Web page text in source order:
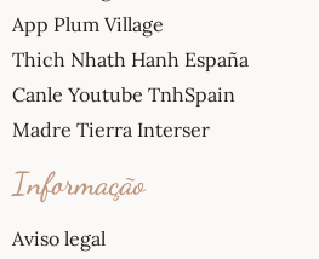
App Plum Village
Thich Nhath Hanh España
Canle Youtube TnhSpain
Madre Tierra Interser
Informação
Aviso legal